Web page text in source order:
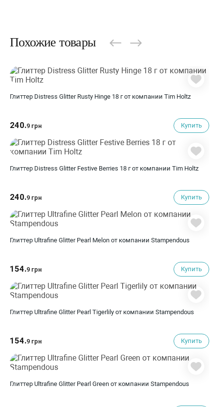
Похожие товары
Глиттер Distress Glitter Rusty Hinge 18 г от компании Tim Holtz
240.9 грн Купить
Глиттер Distress Glitter Festive Berries 18 г от компании Tim Holtz
240.9 грн Купить
Глиттер Ultrafine Glitter Pearl Melon от компании Stampendous
154.9 грн Купить
Глиттер Ultrafine Glitter Pearl Tigerlily от компании Stampendous
154.9 грн Купить
Глиттер Ultrafine Glitter Pearl Green от компании Stampendous